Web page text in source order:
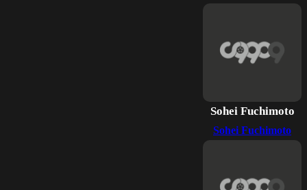
Sohei Fuchimoto
Sohei Fuchimoto